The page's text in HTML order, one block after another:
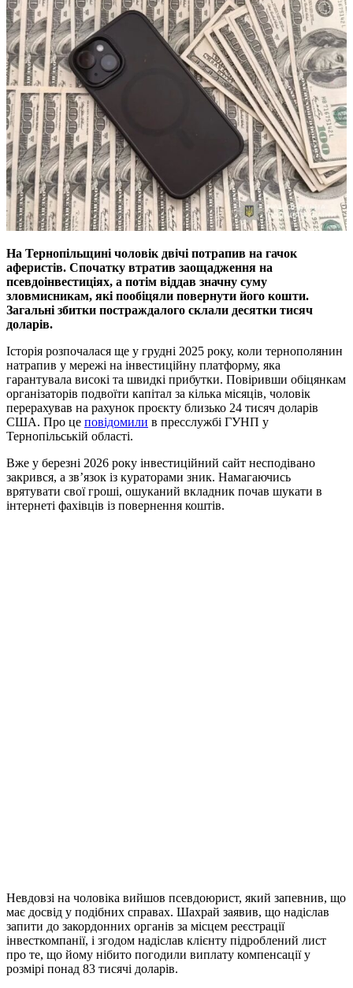
На Тернопільщині чоловік двічі потрапив на гачок
аферистів. Спочатку втратив заощадження на
псевдоінвестиціях, а потім віддав значну суму
зловмисникам, які пообіцяли повернути його кошти.
Загальні збитки постраждалого склали десятки тисяч
доларів.
Історія розпочалася ще у грудні 2025 року, коли тернополянин
натрапив у мережі на інвестиційну платформу, яка
гарантувала високі та швидкі прибутки. Повіривши обіцянкам
організаторів подвоїти капітал за кілька місяців, чоловік
перерахував на рахунок проєкту близько 24 тисяч доларів
США. Про це повідомили в пресслужбі ГУНП у
Тернопільській області.
Вже у березні 2026 року інвестиційний сайт несподівано
закрився, а зв’язок із кураторами зник. Намагаючись
врятувати свої гроші, ошуканий вкладник почав шукати в
інтернеті фахівців із повернення коштів.
Невдовзі на чоловіка вийшов псевдоюрист, який запевнив, що
має досвід у подібних справах. Шахрай заявив, що надіслав
запити до закордонних органів за місцем реєстрації
інвесткомпанії, і згодом надіслав клієнту підроблений лист
про те, що йому нібито погодили виплату компенсації у
розмірі понад 83 тисячі доларів.